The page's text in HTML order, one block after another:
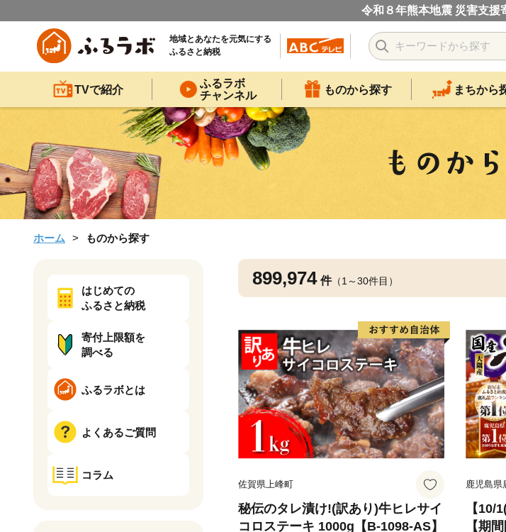
令和８年熊本地震 災害支援
地域とあなたを元気にする
ふるさと納税
TVで紹介
ふるラボ
チャンネル
ものから探す まちから
ホーム ものから探す
899,974 件（1～30件目）
佐賀県上峰町
秘伝のタレ漬け!(訳あり)牛ヒレサイ
コロステーキ 1000g【B-1098-AS】
鹿児島県
【10/
【期
はじめての
ふるさと納税
寄付上限額を
調べる
ふるラボとは
よくあるご質問
コラム